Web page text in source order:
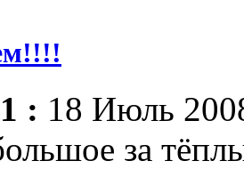
: 18 Июль
за